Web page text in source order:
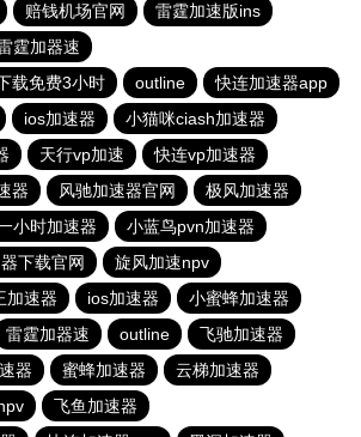
赔钱机场官网
雷霆加速版ins
霆加器速
载免费3小时
outline
快连加速器app
ios加速器
小猫咪ciash加速器
天行vp加速
快连vp加速器
器 风驰加速器官网
极风加速器
小时加速器
小蓝鸟pvn加速器
下载官网
旋风加速npv
加速器 ios加速器
小蜜蜂加速器
雷霆加器速 outline
飞驰加速器
器 蜜蜂加速器
云梯加速器
飞鱼加速器